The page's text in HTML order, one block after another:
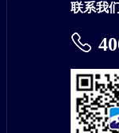
联系我们